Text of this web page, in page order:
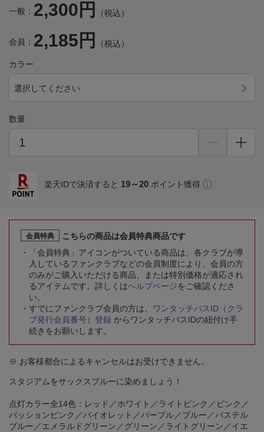
一般： 2,300円 （税込）
会員： 2,185円 （税込）
カラー
選択してください
数量
楽天IDで決済すると 19～20 ポイント獲得
会員特典
こちらの商品は会員特典商品です
「会員特典」アイコンがついている商品は、各クラブが導
入しているファンクラブなどの会員制度により、会員の方
のみがご購入いただける商品、または特別価格が適応され
るアイテムです。詳しくはヘルプページをご確認くださ
い。
すでにファンクラブ会員の方は、
ワンタッチパスID（クラ
ブ発行会員番号）登録 からワンタッチパスIDの紐付け手
続きをお願いします。
※ お客様都合によるキャンセルはお受けできません。
スタジアムをサックスブルーに染めましょう！
点灯カラー全14色：レッド／ホワイト／ライトピンク／ピンク／
パッションピンク／バイオレット／パープル／ブルー／パステル
ブルー／エメラルドグリーン／グリーン／ライトグリーン／イエ